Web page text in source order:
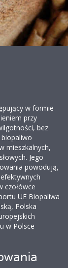
w formie
przy
bez
biopaliwo
mieszkalnych,
Jego
powodują,
czołówce
UE Biopaliwa
Polska
w Polsce